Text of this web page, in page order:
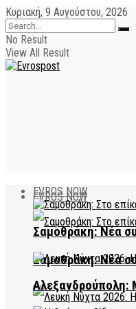
Κυριακή, 9 Αυγούστου, 2026
No Result
View All Result
EVROS NOW
Σαμοθράκη: Νέα
EVROS NOW
Σαμοθράκη: Νέα
Αλεξανδρούπολη: